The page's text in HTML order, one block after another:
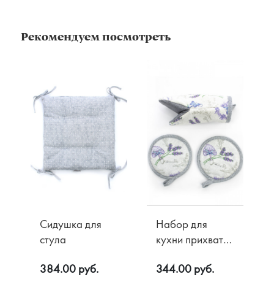
Рекомендуем посмотреть
Сидушка для
стула
384.00 руб.
Набор для
кухни прихватки
344.00 руб.